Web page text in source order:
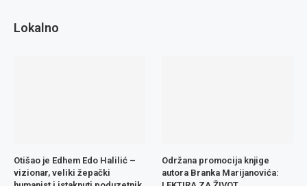
Lokalno
Otišao je Edhem Edo Halilić –
vizionar, veliki žepački
Održana promocija knjige
autora Branka Marijanovića: